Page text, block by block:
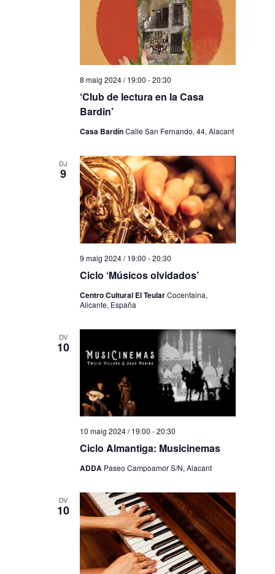
‘Club de lectura en la Casa
Bardin’
8 maig 2024 / 19:00 -20:30
Casa BardínCalle San Fernando, 44, Alacant
DJ
9
Ciclo ‘Músicos olvidados’
9 maig 2024 / 19:00 -20:30
Centro Cultural El TeularCocentaina,
Alicante, España
DV
10
Ciclo Almantiga: Musicinemas
10 maig 2024 / 19:00 -20:30
ADDA Paseo Campoamor S/N, Alacant
DV
10